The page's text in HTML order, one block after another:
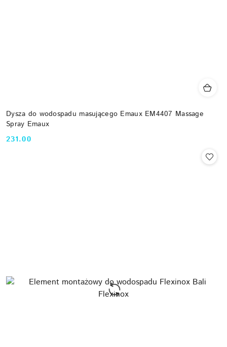
Dysza do wodospadu masującego Emaux EM4407 Massage
Spray Emaux
Cena:
231.00